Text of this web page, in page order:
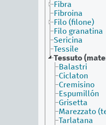
Fibra
Fibroina
Filo (filone)
Filo granatina
Sericina
Tessile
Tessuto
Balastri
Ciclaton
Cremisino
Espumillón
Grisetta
Marezzato
Tarlatana